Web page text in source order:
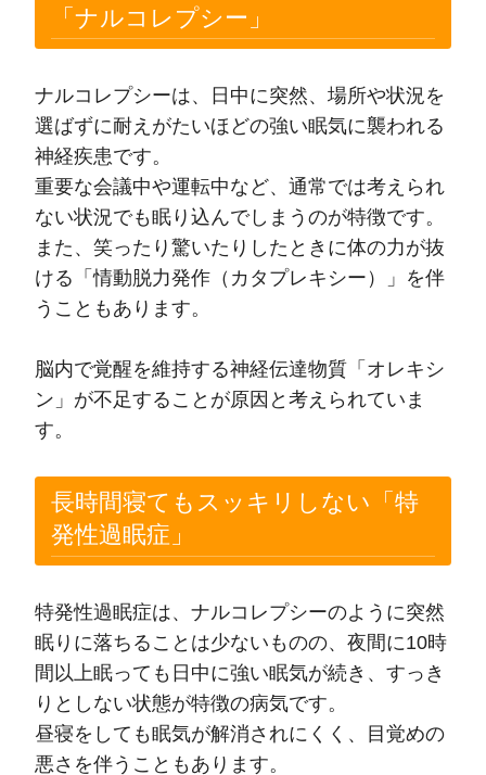
「ナルコレプシー」
ナルコレプシーは、日中に突然、場所や状況を
選ばずに耐えがたいほどの強い眠気に襲われる
神経疾患です。
重要な会議中や運転中など、通常では考えられ
ない状況でも眠り込んでしまうのが特徴です。
また、笑ったり驚いたりしたときに体の力が抜
ける「情動脱力発作（カタプレキシー）」を伴
うこともあります。
脳内で覚醒を維持する神経伝達物質「オレキシ
ン」が不足することが原因と考えられていま
す。
長時間寝てもスッキリしない「特
発性過眠症」
特発性過眠症は、ナルコレプシーのように突然
眠りに落ちることは少ないものの、夜間に10時
間以上眠っても日中に強い眠気が続き、すっき
りとしない状態が特徴の病気です。
昼寝をしても眠気が解消されにくく、目覚めの
悪さを伴うこともあります。